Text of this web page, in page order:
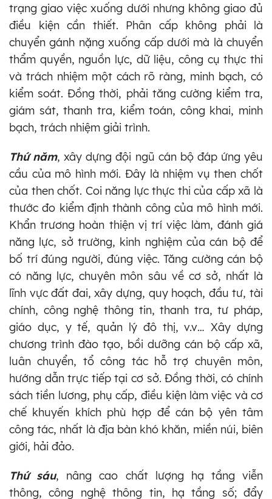
trạng giao việc xuống dưới nhưng không giao đủ
điều kiện cần thiết. Phân cấp không phải là
chuyển gánh nặng xuống cấp dưới mà là chuyển
thẩm quyền, nguồn lực, dữ liệu, công cụ thực thi
và trách nhiệm một cách rõ ràng, minh bạch, có
kiểm soát. Đồng thời, phải tăng cường kiểm tra,
giám sát, thanh tra, kiểm toán, công khai, minh
bạch, trách nhiệm giải trình.
Thứ năm, xây dựng đội ngũ cán bộ đáp ứng yêu
cầu của mô hình mới. Đây là nhiệm vụ then chốt
của then chốt. Coi năng lực thực thi của cấp xã là
thước đo kiểm định thành công của mô hình mới.
Khẩn trương hoàn thiện vị trí việc làm, đánh giá
năng lực, sở trường, kinh nghiệm của cán bộ để
bố trí đúng người, đúng việc. Tăng cường cán bộ
có năng lực, chuyên môn sâu về cơ sở, nhất là
lĩnh vực đất đai, xây dựng, quy hoạch, đầu tư, tài
chính, công nghệ thông tin, thanh tra, tư pháp,
giáo dục, y tế, quản lý đô thị, v.v… Xây dựng
chương trình đào tạo, bồi dưỡng cán bộ cấp xã,
luân chuyển, tổ công tác hỗ trợ chuyên môn,
hướng dẫn trực tiếp tại cơ sở. Đồng thời, có chính
sách tiền lương, phụ cấp, điều kiện làm việc và cơ
chế khuyến khích phù hợp để cán bộ yên tâm
công tác, nhất là địa bàn khó khăn, miền núi, biên
giới, hải đảo.
Thứ sáu, nâng cao chất lượng hạ tầng viễn
thông, công nghệ thông tin, hạ tầng số; đẩy